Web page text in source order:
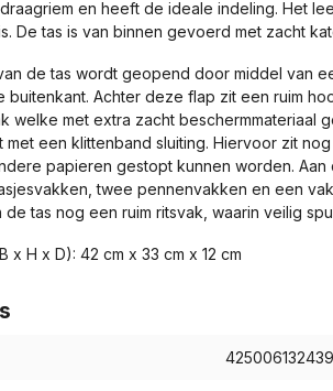
en heeft de ideale indeling. Het
De tas is van binnen gevoerd met zacht
de tas wordt geopend door middel van
buitenkant. Achter deze flap zit een ruim
welke met extra zacht beschermmateriaal
een klittenband sluiting. Hiervoor zit
papieren gestopt kunnen worden.
twee pennenvakken en een
de tas nog een ruim ritsvak, waarin veilig
x H x D): 42 cm x 33 cm x 12 cm